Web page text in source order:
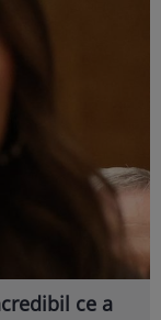
ce a